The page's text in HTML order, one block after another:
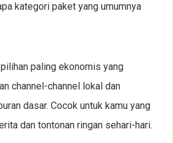
kategori paket yang umumnya
paling ekonomis yang
channel-channel lokal dan
dasar. Cocok untuk kamu yang
dan tontonan ringan sehari-hari.